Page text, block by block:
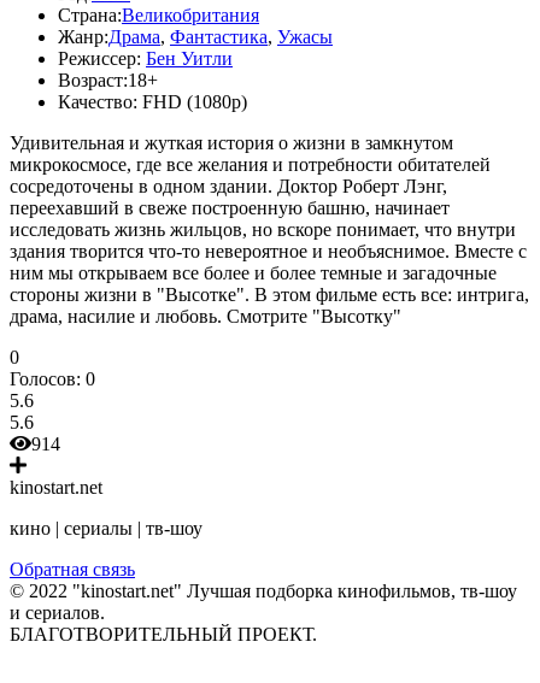
Страна:Великобритания
Жанр:Драма, Фантастика, Ужасы
Режиссер: Бен Уитли
Возраст:18+
Качество: FHD (1080p)
Удивительная и жуткая история о жизни в замкнутом
микрокосмосе, где все желания и потребности обитателей
сосредоточены в одном здании. Доктор Роберт Лэнг,
переехавший в свеже построенную башню, начинает
исследовать жизнь жильцов, но вскоре понимает, что внутри
здания творится что-то невероятное и необъяснимое. Вместе с
ним мы открываем все более и более темные и загадочные
стороны жизни в "Высотке". В этом фильме есть все: интрига,
драма, насилие и любовь. Смотрите "Высотку"
0
Голосов: 0
5.6
5.6
914
kinostart.net
кино | сериалы | тв-шоу
Обратная связь
© 2022 "kinostart.net" Лучшая подборка кинофильмов, тв-шоу
и сериалов.
БЛАГОТВОРИТЕЛЬНЫЙ ПРОЕКТ.